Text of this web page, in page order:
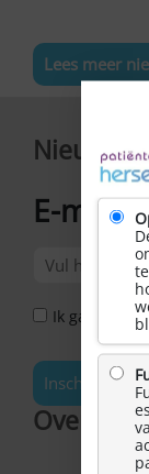
Lees meer
E-
Ik ga
Inschrijven
Over